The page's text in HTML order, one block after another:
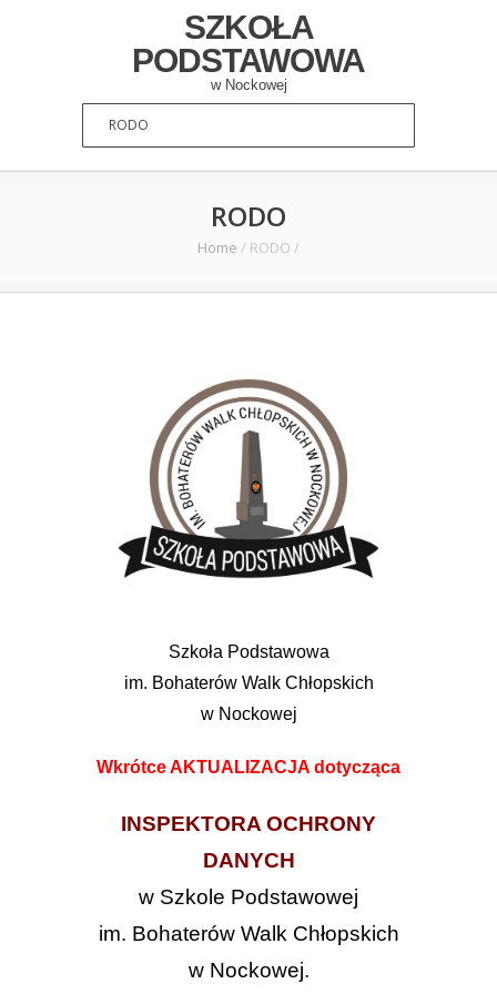
SZKOŁA
PODSTAWOWA
w Nockowej
RODO
Home / RODO /
Szkoła Podstawowa
im. Bohaterów Walk Chłopskich
w Nockowej
Wkrótce AKTUALIZACJA dotycząca
INSPEKTORA OCHRONY
DANYCH
w Szkole Podstawowej
im. Bohaterów Walk Chłopskich
w Nockowej.